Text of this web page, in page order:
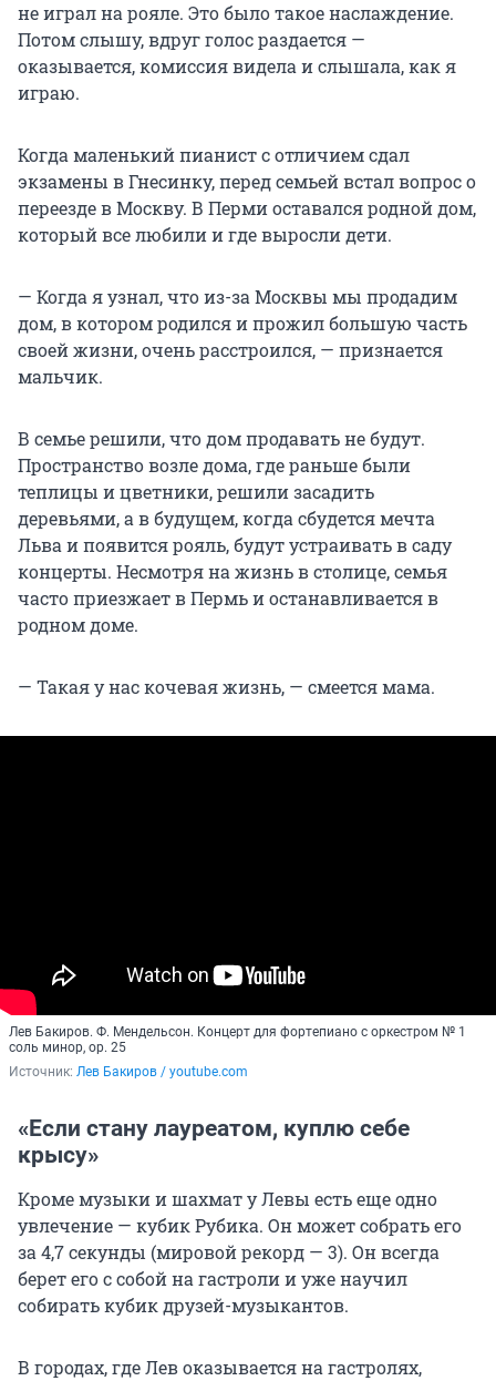
не играл на рояле. Это было такое наслаждение.
Потом слышу, вдруг голос раздается —
оказывается, комиссия видела и слышала, как я
играю.
Когда маленький пианист с отличием сдал
экзамены в Гнесинку, перед семьей встал вопрос о
переезде в Москву. В Перми оставался родной дом,
который все любили и где выросли дети.
— Когда я узнал, что из-за Москвы мы продадим
дом, в котором родился и прожил большую часть
своей жизни, очень расстроился, — признается
мальчик.
В семье решили, что дом продавать не будут.
Пространство возле дома, где раньше были
теплицы и цветники, решили засадить
деревьями, а в будущем, когда сбудется мечта
Льва и появится рояль, будут устраивать в саду
концерты. Несмотря на жизнь в столице, семья
часто приезжает в Пермь и останавливается в
родном доме.
— Такая у нас кочевая жизнь, — смеется мама.
Лев Бакиров. Ф. Мендельсон. Концерт для фортепиано с оркестром № 1
соль минор, op. 25
Источник: Лев Бакиров / youtube.com
«Если стану лауреатом, куплю себе
крысу»
Кроме музыки и шахмат у Левы есть еще одно
увлечение — кубик Рубика. Он может собрать его
за 4,7 секунды (мировой рекорд — 3). Он всегда
берет его с собой на гастроли и уже научил
собирать кубик друзей-музыкантов.
В городах, где Лев оказывается на гастролях,